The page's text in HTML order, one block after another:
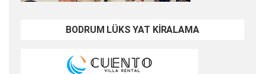
BODRUM LÜKS YAT KİRALAMA